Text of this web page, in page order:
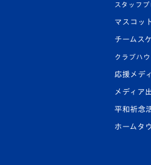
スタッフ
マスコッ
チームス
クラブハウ
応援メデ
メディア
平和祈念
ホームタ